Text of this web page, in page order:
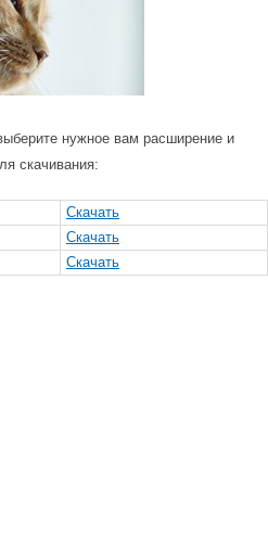
нужное вам расширение и
скачивания:
Скачать
Скачать
Скачать